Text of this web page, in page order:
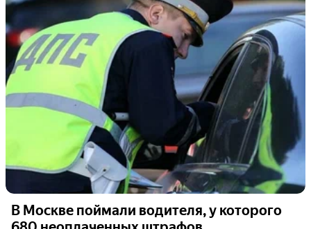
В Москве поймали водителя, у которого